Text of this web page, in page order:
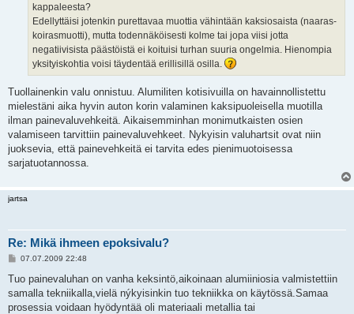
kappaleesta?
Edellyttäisi jotenkin purettavaa muottia vähintään kaksiosaista (naaras-
koirasmuotti), mutta todennäköisesti kolme tai jopa viisi jotta
negatiivisista päästöistä ei koituisi turhan suuria ongelmia. Hienompia
yksityiskohtia voisi täydentää erillisillä osilla.
Tuollainenkin valu onnistuu. Alumiliten kotisivuilla on havainnollistettu
mielestäni aika hyvin auton korin valaminen kaksipuoleisella muotilla
ilman painevaluvehkeitä. Aikaisemminhan monimutkaisten osien
valamiseen tarvittiin painevaluvehkeet. Nykyisin valuhartsit ovat niin
juoksevia, että painevehkeitä ei tarvita edes pienimuotoisessa
sarjatuotannossa.
jartsa
Re: Mikä ihmeen epoksivalu?
V
e
t
i
07.07.2009 22:48
Tuo painevaluhan on vanha keksintö,aikoinaan alumiiniosia valmistettiin
samalla tekniikalla,vielä nýkyisinkin tuo tekniikka on käytössä.Samaa
prosessia voidaan hyödyntää oli materiaali metallia tai